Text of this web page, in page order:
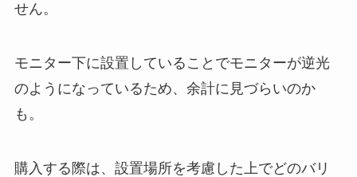
せん。
モニター下に設置していることでモニターが逆光
のようになっているため、余計に見づらいのか
も。
購入する際は、設置場所を考慮した上でどのバリ